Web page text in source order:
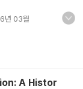
년 03월
A Histor